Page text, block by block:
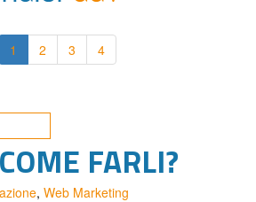
1 2 3 4
FARLI?
, Web Marketing